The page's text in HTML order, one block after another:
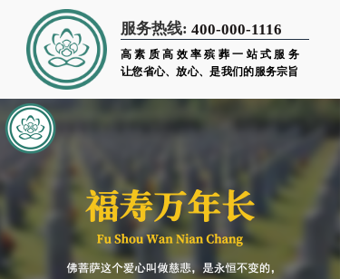
服务热线: 400-000-1116
高素质高效率殡葬一站式服务
让您省心、放心、是我们的服务宗旨